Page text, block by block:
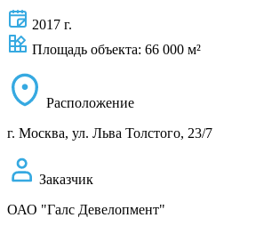
2017 г.
Площадь объекта: 66 000 м²
Расположение
г. Москва, ул. Льва Толстого, 23/7
Заказчик
ОАО "Галс Девелопмент"